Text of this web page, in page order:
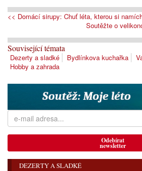
<< Domácí sirupy: Chuť léta, kterou si
Soutěžte o
Související témata
Dezerty a sladké Bydlínkova kuchařka
Hobby a zahrada
Odebírat
newsletter
DEZERTY A SLADKÉ